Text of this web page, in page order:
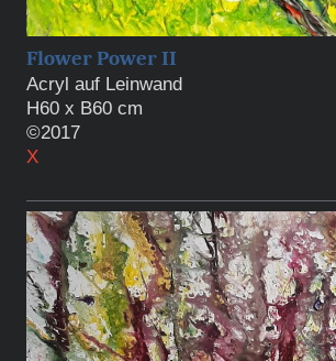
Flower Power II
Acryl auf Leinwand
H60 x B60 cm
©2017
X